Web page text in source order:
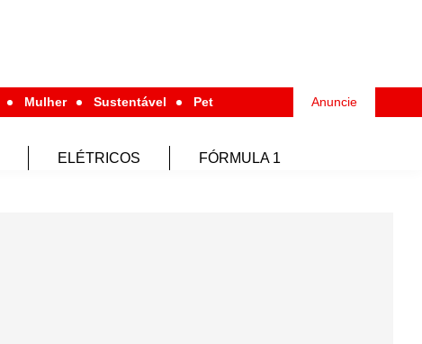
Mulher Sustentável Pet Anuncie
ELÉTRICOS FÓRMULA 1